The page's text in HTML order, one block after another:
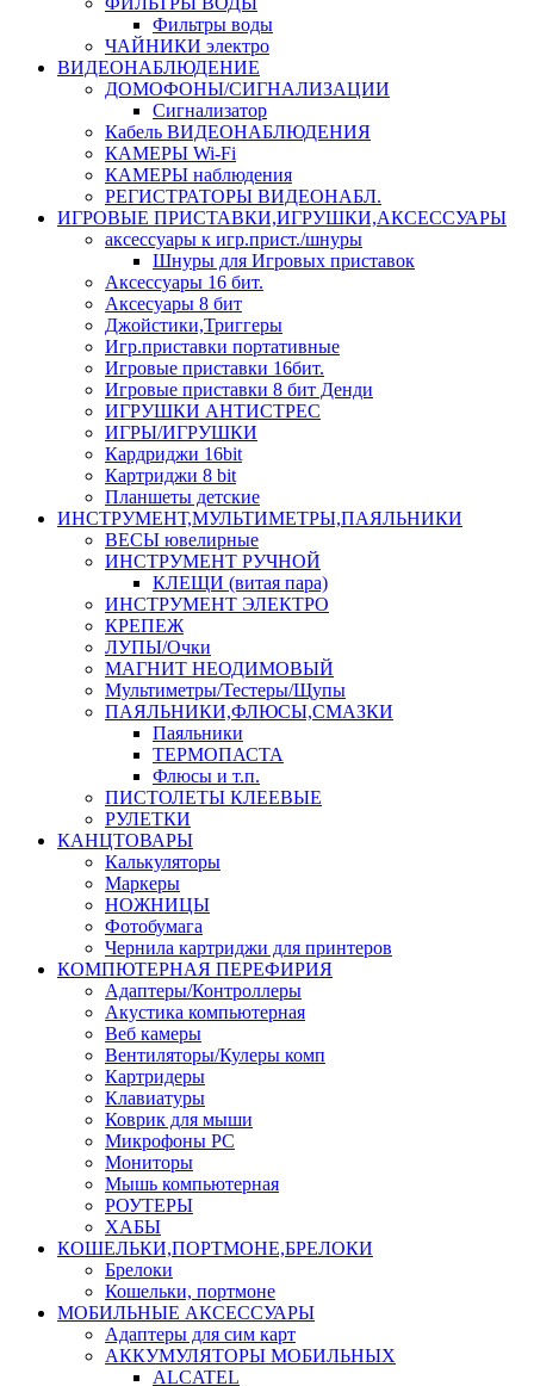
Фильтры воды
ЧАЙНИКИ электро
ВИДЕОНАБЛЮДЕНИЕ
ДОМОФОНЫ/СИГНАЛИЗАЦИИ
Сигнализатор
Кабель ВИДЕОНАБЛЮДЕНИЯ
КАМЕРЫ Wi-Fi
КАМЕРЫ наблюдения
РЕГИСТРАТОРЫ ВИДЕОНАБЛ.
ИГРОВЫЕ ПРИСТАВКИ,ИГРУШКИ,АКСЕССУАРЫ
аксесcуары к игр.прист./шнуры
Шнуры для Игровых приставок
Аксессуары 16 бит.
Аксесуары 8 бит
Джойстики,Триггеры
Игр.приставки портативные
Игровые приставки 16бит.
Игровые приставки 8 бит Денди
ИГРУШКИ АНТИСТРЕС
ИГРЫ/ИГРУШКИ
Кардриджи 16bit
Картриджи 8 bit
Планшеты детские
ИНСТРУМЕНТ,МУЛЬТИМЕТРЫ,ПАЯЛЬНИКИ
ВЕСЫ ювелирные
ИНСТРУМЕНТ РУЧНОЙ
КЛЕЩИ (витая пара)
ИНСТРУМЕНТ ЭЛЕКТРО
КРЕПЕЖ
ЛУПЫ/Очки
МАГНИТ НЕОДИМОВЫЙ
Мультиметры/Тестеры/Щупы
ПАЯЛЬНИКИ,ФЛЮСЫ,СМАЗКИ
Паяльники
ТЕРМОПАСТА
Флюсы и т.п.
ПИСТОЛЕТЫ КЛЕЕВЫЕ
РУЛЕТКИ
КАНЦТОВАРЫ
Калькуляторы
Маркеры
НОЖНИЦЫ
Фотобумага
Чернила картриджи для принтеров
КОМПЮТЕРНАЯ ПЕРЕФИРИЯ
Адаптеры/Контроллеры
Акустика компьютерная
Веб камеры
Вентиляторы/Кулеры комп
Картридеры
Клавиатуры
Коврик для мыши
Микрофоны PC
Мониторы
Мышь компьютерная
РОУТЕРЫ
ХАБЫ
КОШЕЛЬКИ,ПОРТМОНЕ,БРЕЛОКИ
Брелоки
Кошельки, портмоне
МОБИЛЬНЫЕ АКСЕССУАРЫ
Адаптеры для сим карт
АККУМУЛЯТОРЫ МОБИЛЬНЫХ
ALCATEL